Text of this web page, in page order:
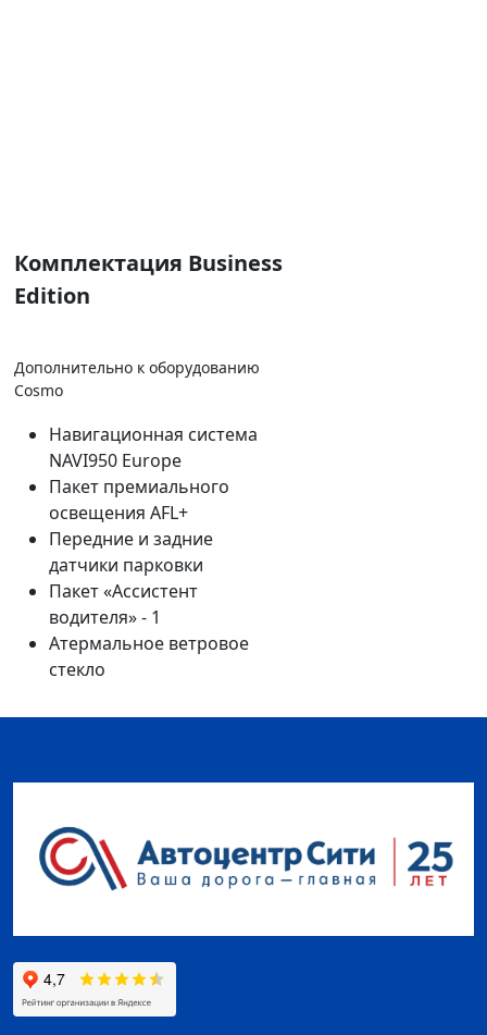
Комплектация Business
Edition
Дополнительно к оборудованию
Cosmo
Навигационная система
NAVI950 Europe
Пакет премиального
освещения AFL+
Передние и задние
датчики парковки
Пакет «Ассистент
водителя» - 1
Атермальное ветровое
стекло